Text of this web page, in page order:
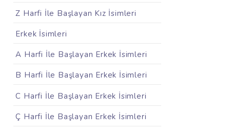
Z Harfi İle Başlayan Kız İsimleri
Erkek İsimleri
A Harfi İle Başlayan Erkek İsimleri
B Harfi İle Başlayan Erkek İsimleri
C Harfi İle Başlayan Erkek İsimleri
Ç Harfi İle Başlayan Erkek İsimleri